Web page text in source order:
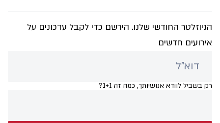
הניוזלטר החודשי שלנו. הירשם כדי לקבל עדכונים על
אירועים חדשים
רק בשביל לוודא אנושיותך, כמה זה 1+1?